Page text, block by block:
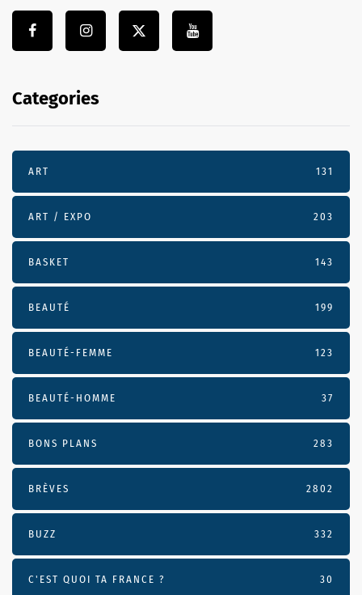
Categories
ART 131
ART / EXPO 203
BASKET 143
BEAUTÉ 199
BEAUTÉ-FEMME 123
BEAUTÉ-HOMME 37
BONS PLANS 283
BRÈVES 2802
BUZZ 332
C'EST QUOI TA FRANCE ? 30